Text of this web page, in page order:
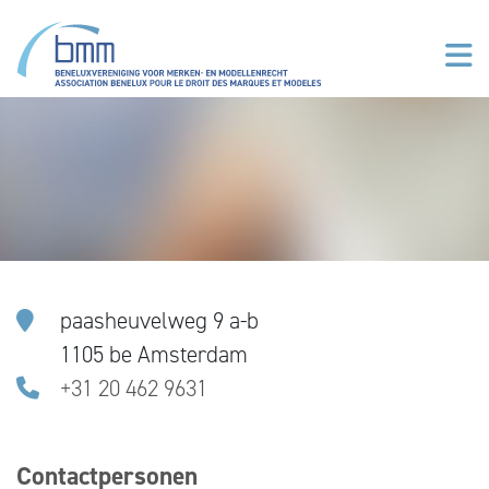
paasheuvelweg 9 a-b
1105 be Amsterdam
+31 20 462 9631
Contactpersonen